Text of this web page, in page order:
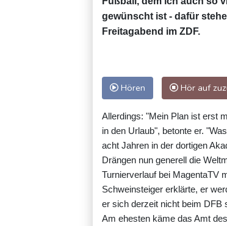
gewünscht ist - dafür
Freitagabend im ZDF.
Hören Hör auf
Allerdings: "Mein Plan ist erst
in den Urlaub", betonte er.
acht Jahren in der dortigen
Drängen nun generell die
Turnierverlauf bei MagentaTV
Schweinsteiger erklärte, er
er sich derzeit nicht beim DFB
Am ehesten käme das Amt